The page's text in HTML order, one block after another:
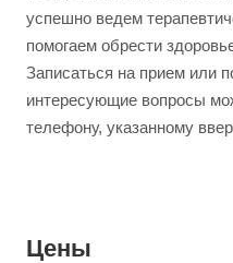
успешно ведем
помогаем обрести
Записаться на прием или
интересующие вопросы
телефону, указанному
Цены